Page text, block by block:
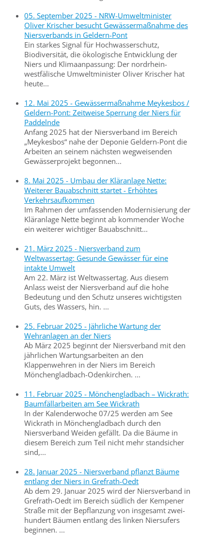
05. September 2025 - NRW-Umweltminister
Oliver Krischer besucht Gewässermaßnahme des
Niersverbands in Geldern-Pont
Ein starkes Signal für Hochwasserschutz,
Biodiversität, die ökologische Entwicklung der
Niers und Klimaanpassung: Der nordrhein-
westfälische Umweltminister Oliver Krischer hat
heute...
12. Mai 2025 - Gewässermaßnahme Meykesbos /
Geldern-Pont: Zeitweise Sperrung der Niers für
Paddelnde
Anfang 2025 hat der Niersverband im Bereich
„Meykesbos“ nahe der Deponie Geldern-Pont die
Arbeiten an seinem nächsten wegweisenden
Gewässerprojekt begonnen...
8. Mai 2025 - Umbau der Kläranlage Nette:
Weiterer Bauabschnitt startet - Erhöhtes
Verkehrsaufkommen
Im Rahmen der umfassenden Modernisierung der
Kläranlage Nette beginnt ab kommender Woche
ein weiterer wichtiger Bauabschnitt...
21. März 2025 - Niersverband zum
Weltwassertag: Gesunde Gewässer für eine
intakte Umwelt
Am 22. März ist Weltwassertag. Aus diesem
Anlass weist der Niersverband auf die hohe
Bedeutung und den Schutz unseres wichtigsten
Guts, des Wassers, hin. ...
25. Februar 2025 - Jährliche Wartung der
Wehranlagen an der Niers
Ab März 2025 beginnt der Niersverband mit den
jährlichen Wartungsarbeiten an den
Klappenwehren in der Niers im Bereich
Mönchengladbach-Odenkirchen. ...
11. Februar 2025 - Mönchengladbach – Wickrath:
Baumfällarbeiten am See Wickrath
In der Kalenderwoche 07/25 werden am See
Wickrath in Mönchengladbach durch den
Niersverband Weiden gefällt. Da die Bäume in
diesem Bereich zum Teil nicht mehr standsicher
sind,...
28. Januar 2025 - Niersverband pflanzt Bäume
entlang der Niers in Grefrath-Oedt
Ab dem 29. Januar 2025 wird der Niersverband in
Grefrath-Oedt im Bereich südlich der Kempener
Straße mit der Bepflanzung von insgesamt zwei­
hundert Bäumen entlang des linken Niersufers
beginnen. ...